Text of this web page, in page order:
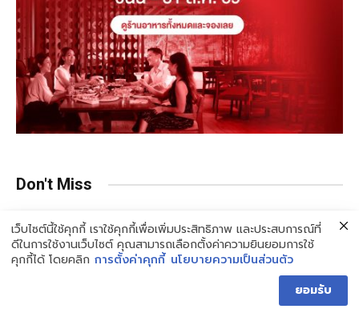
Don't Miss
เว็บไซต์นี้ใช้คุกกี้ เราใช้คุกกี้เพื่อเพิ่มประสิทธิภาพ และประสบการณ์ที่
ดีในการใช้งานเว็บไซต์ คุณสามารถเลือกตั้งค่าความยินยอมการใช้
คุกกี้ได้ โดยคลิก การตั้งค่าคุกกี้ นโยบายความเป็นส่วนตัว
ยอมรับ